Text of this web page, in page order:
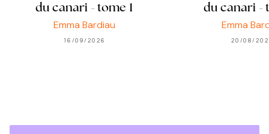
du canari - tome 1
Emma Bardiau
16/09/2026
du canari -
Emma
20/08/